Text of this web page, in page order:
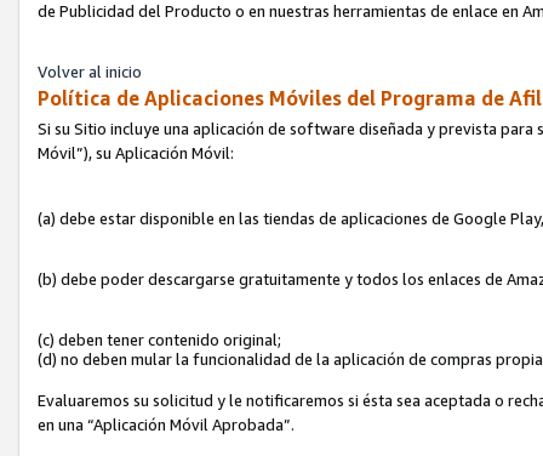
de Publicidad del Producto o en nuestras herramientas de enlace en
Volver al inicio
Política de Aplicaciones Móviles del Programa de
Si su Sitio incluye una aplicación de software diseñada y prevista
Móvil”), su Aplicación Móvil:
(a) debe estar disponible en las tiendas de aplicaciones de Google
(b) debe poder descargarse gratuitamente y todos los enlaces de
(c) deben tener contenido original;
(d) no deben mular la funcionalidad de la aplicación de compras
Evaluaremos su solicitud y le notificaremos si ésta sea aceptada o
en una “Aplicación Móvil Aprobada”.